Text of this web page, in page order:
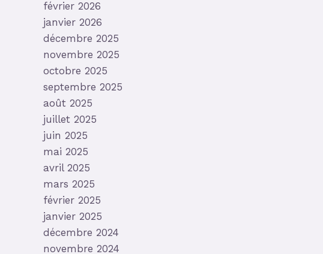
février 2026
janvier 2026
décembre 2025
novembre 2025
octobre 2025
septembre 2025
août 2025
juillet 2025
juin 2025
mai 2025
avril 2025
mars 2025
février 2025
janvier 2025
décembre 2024
novembre 2024